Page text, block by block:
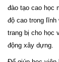
đào tạo cao học
độ cao trong
trang bị cho học
động xây dựng.